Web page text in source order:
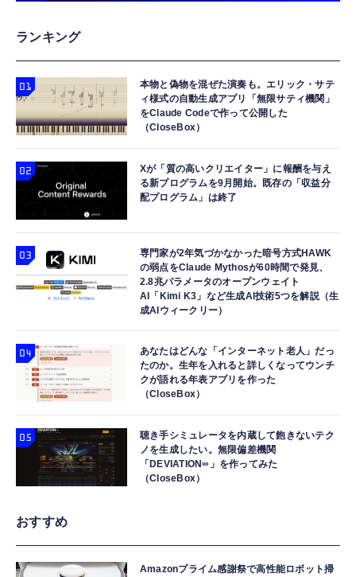
￥2,190
ANDERY スマホホルダー 車 【真空ゲル吸盤
￥1,998
防水 小型 軽量 鍵 財布 車 子ども 高齢者 ペッ
ト見守り キーホルダー付属 (2個セット：ブラ
ック)
￥1,699
Apple Watch 45mm 44mm 一体型 バンド ケ
ース【Apple Watch SE3/9/8/7/SE2/SE/6/5/4
対応】 耐衝撃 PC TPU 二重構造 スポーツバ
ンド 落下 衝撃吸収 耐久性 傷防止 ラギッド・
アーマー・プロ 062CS25324 (ブラック)
￥2,999
￥1,690
エレコム 充電器 コンセント USB-C USB-A 2
ポート 20W PD対応 折りたたみ式プラグ ホワ
イト EC-AC12020WH
￥1,290
ランキング
本物と偽物を混ぜた演奏も。エリック・サテ
ィ様式の自動生成アプリ「無限サティ機関」
をClaude Codeで作って公開した
（CloseBox）
Xが「質の高いクリエイター」に報酬を与え
る新プログラムを9月開始。既存の「収益分
配プログラム」は終了
専門家が2年気づかなかった暗号方式HAWK
の弱点をClaude Mythosが60時間で発見、
2.8兆パラメータのオープンウェイト
AI「Kimi K3」など生成AI技術5つを解説（生
成AIウィークリー）
あなたはどんな「インターネット老人」だっ
たのか。生年を入れると詳しくなってウンチ
クが語れる年表アプリを作った
（CloseBox）
聴き手シミュレータを内蔵して飽きないテク
ノを生成したい。無限偏差機関
「DEVIATION∞」を作ってみた
（CloseBox）
おすすめ
Amazonプライム感謝祭で高性能ロボット掃